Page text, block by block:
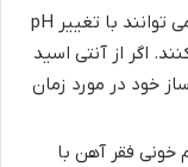
داروهای آنتی اسید می توانند با تغییر pH
اگر از آنتی اسید
خود در مورد زمان
خونی فقر آهن با